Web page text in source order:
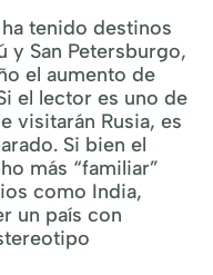
tenido destinos
y San Petersburgo,
el aumento de
el lector es uno de
visitarán Rusia, es
Si bien el
más “familiar”
como India,
un país con